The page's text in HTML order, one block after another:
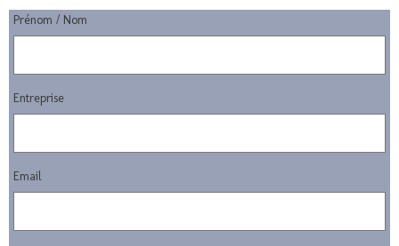
Prénom / Nom
Entreprise
Email